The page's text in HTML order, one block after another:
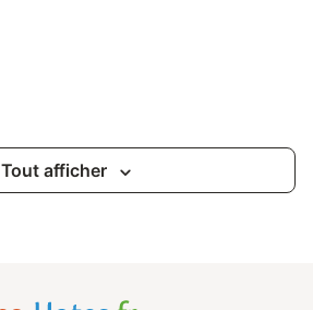
Tout afficher